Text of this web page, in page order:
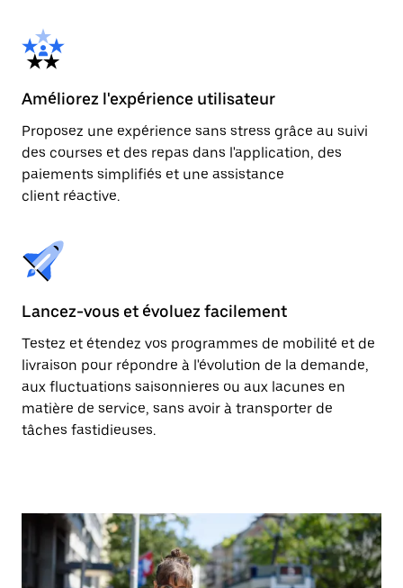
Améliorez l'expérience utilisateur
Proposez une expérience sans stress grâce au suivi
des courses et des repas dans l'application, des
paiements simplifiés et une assistance
client réactive.
Lancez-vous et évoluez facilement
Testez et étendez vos programmes de mobilité et de
livraison pour répondre à l'évolution de la demande,
aux fluctuations saisonnieres ou aux lacunes en
matière de service, sans avoir à transporter de
tâches fastidieuses.